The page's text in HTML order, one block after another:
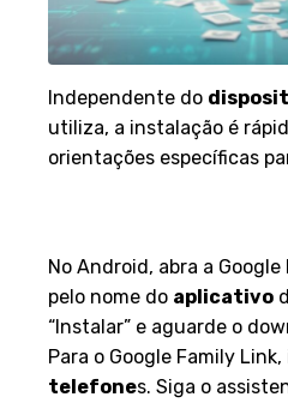
Independente do
utiliza, a instalação é
orientações específicas
No Android, abra a
pelo nome do aplicativo
“Instalar” e aguarde o
Para o Google Family
telefones. Siga o